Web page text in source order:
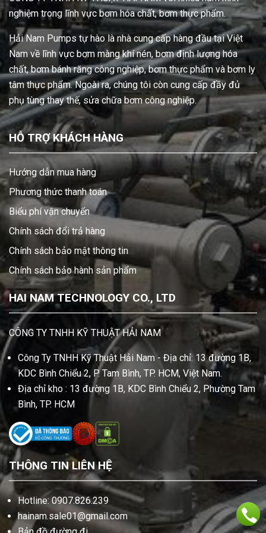
nghiệm trong lĩnh vực bơm hóa chất, bơm thực phẩm.
Hải Nam Pumps tự hào là nhà cung cấp hàng đầu tại Việt
Nam về lĩnh vực bơm màng khí nén, bơm định lượng hóa
chất, bơm bánh răng công nghiệp, bơm thực phẩm và bơm ly
tâm thực phẩm. Ngoài ra, chúng tôi còn cung cấp đầy đủ
phụ tùng thay thế, sửa chữa bơm công nghiệp.
HỖ TRỢ KHÁCH HÀNG
Hướng dẫn mua hàng
Phương thức thanh toán
Biểu phí vận chuyển
Chính sách đổi trả hàng
Chính sách bảo mật thông tin
Chính sách bảo hành sản phẩm
HAI NAM TECHNOLOGY CO., LTD
CÔNG TY TNHH KỸ THUẬT HẢI NAM
Công Ty TNHH Kỹ Thuật Hải Nam - Địa chỉ: 13 đường 1B,
KDC Bình Chiểu 2, P. Tam Bình, TP. HCM, Việt Nam.
Địa chỉ kho : 13 đường 1B, KDC Bình Chiểu 2, Phường Tam
Bình, TP. HCM
THÔNG TIN LIÊN HỆ
Hotline: 0907.826.239
hainam.sale01@gmail.com